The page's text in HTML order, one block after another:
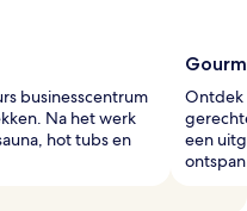
businesscentrum
Na het werk
hot tubs en
Ontdek
een